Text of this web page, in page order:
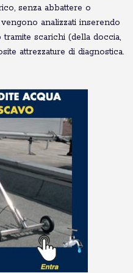
senza abbattere o
analizzati inserendo
scarichi (della doccia,
attrezzature di diagnostica.